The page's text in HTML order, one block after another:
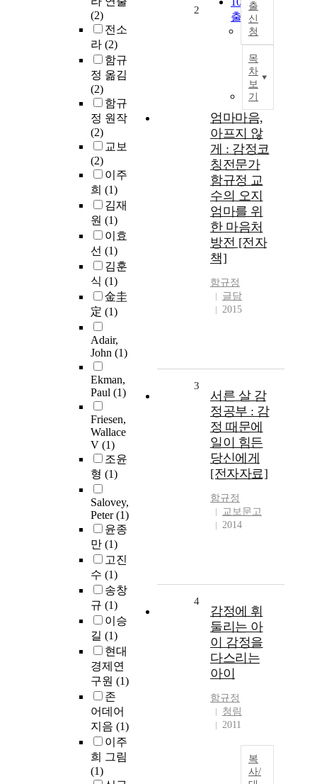
(2)
전소
라 (2)
함규
정 옮김
(2)
함규
정 원작
(2)
교보
(2)
이주
희 (1)
김재
원 (1)
이효
선 (1)
김훈
식 (1)
金圭
定 (1)
Adair,
John (1)
Ekman,
Paul (1)
Friesen,
Wallace
V (1)
조윤
형 (1)
Salovey,
Peter(1)
윤종
만 (1)
고진
수 (1)
송창
규 (1)
이승
길 (1)
현대
경제연
구원 (1)
존
어데어
지음 (1)
이주
희 그림
(1)
출력
출
신
청
목
차
보
기
2
엄마마음,
아프지 않
게 : 감정코
칭전문가
함규정 교
수의 오지
엄마를 위
한 마음처
방전 [전자
책]
함규정
글담
2015
3
서른 살 감
정공부 : 감
정 때문에
일이 힘든
당신에게
[전자자료]
함규정
교보문고
2014
4
감정에 휘
둘리는 아
이 감정을
다스리는
아이
함규정
청림
2011
복
사/